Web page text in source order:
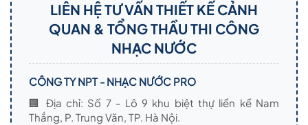
LIÊN HỆ TƯ VẤN THIẾT KẾ CẢNH
QUAN & TỔNG THẦU THI CÔNG
NHẠC NƯỚC
CÔNG TY NPT - NHẠC NƯỚC PRO
🏢 Địa chỉ: Số 7 - Lô 9 khu biệt thự liền kề Nam
Thắng, P. Trung Văn, TP. Hà Nội.